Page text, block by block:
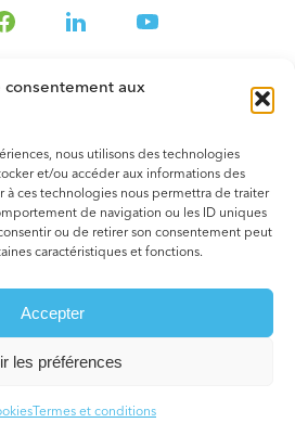
consentement aux
nous utilisons des technologies
et/ou accéder aux informations des
à ces technologies nous permettra de traiter
de navigation ou les ID uniques
ou de retirer son consentement peut
caractéristiques et fonctions.
Accepter
les préférences
Termes et conditions